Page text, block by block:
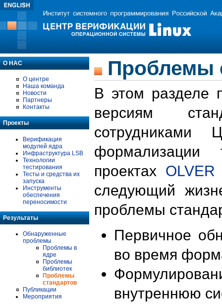
О НАС
О центре
Наша команда
Новости
Партнеры
Контакты
Проекты
Верификация
модулей ядра
Инфраструктура LSB
Технологии
тестирования
Тесты и средства их
запуска
Инструменты
обеспечения
переносимости
Результаты
Обнаруженные
проблемы
Проблемы в
ядре
Проблемы
библиотек
Проблемы
стандартов
Публикации
Мероприятия
Проблемы
В этом разделе
версиям
формализации
проектах OLVER
следующий
проблемы
Первичное
во время
внутреннюю